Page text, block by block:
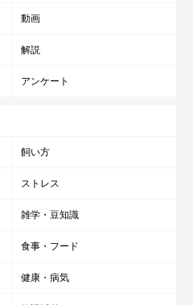
動画
解説
アンケート
飼い方
ストレス
雑学・豆知識
食事・フード
健康・病気